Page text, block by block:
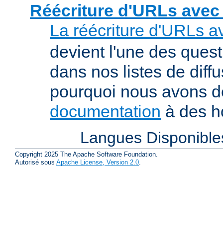
Réécriture d'URLs
La réécriture d'URLs
devient l'une des
dans nos listes de
pourquoi nous avons
documentation à des
Langues
Copyright 2025 The Apache Software Foundation.
Autorisé sous Apache License, Version 2.0.